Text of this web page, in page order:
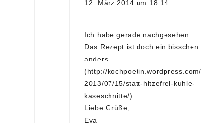
12. März 2014 um 18:14
Ich habe gerade nachgesehen.
Das Rezept ist doch ein bisschen
anders
(http://kochpoetin.wordpress.com/
2013/07/15/statt-hitzefrei-kuhle-
kaseschnitte/).
Liebe Grüße,
Eva